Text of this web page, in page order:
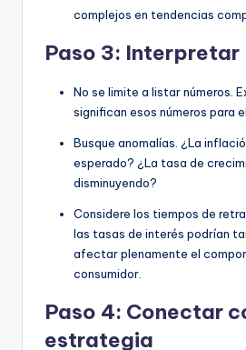
complejos en tendencias
Paso 3:
No se limite a listar números.
significan esos números para
Busque anomalías. ¿La
esperado? ¿La tasa de
disminuyendo?
Considere los tiempos de
las tasas de interés podrían
afectar plenamente el
consumidor.
Paso 4: Conectar
estrategia